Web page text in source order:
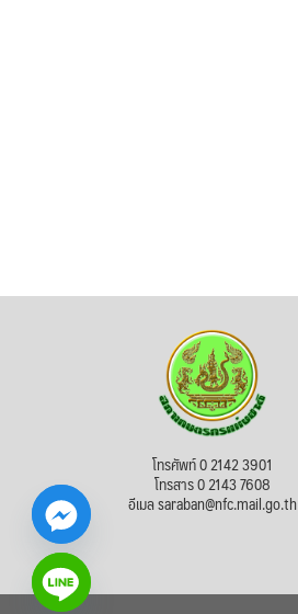
โทรศัพท์ 0 2142 3901
โทรสาร 0 2143 7608
อีเมล saraban@nfc.mail.go.th